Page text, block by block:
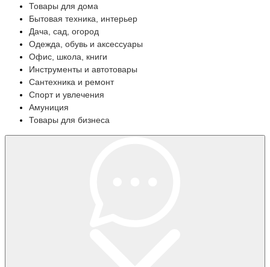
Товары для дома
Бытовая техника, интерьер
Дача, сад, огород
Одежда, обувь и аксессуары
Офис, школа, книги
Инструменты и автотовары
Сантехника и ремонт
Спорт и увлечения
Амуниция
Товары для бизнеса